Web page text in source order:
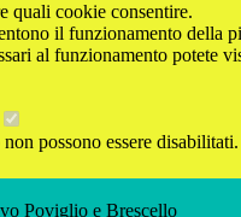
quali cookie consentire.
il funzionamento della
al funzionamento potete
possono essere
Poviglio e Brescello